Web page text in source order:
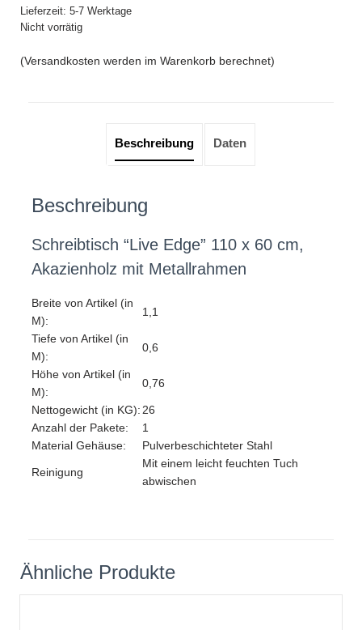
Lieferzeit: 5-7 Werktage
Nicht vorrätig
(Versandkosten werden im Warenkorb berechnet)
Beschreibung Daten
Beschreibung
Schreibtisch “Live Edge” 110 x 60 cm,
Akazienholz mit Metallrahmen
Breite von Artikel (in
M):
1,1
Tiefe von Artikel (in
M):
0,6
Höhe von Artikel (in
M):
0,76
Nettogewicht (in KG): 26
Anzahl der Pakete:
1
Material Gehäuse:
Pulverbeschichteter Stahl
Reinigung
Mit einem leicht feuchten Tuch
abwischen
Ähnliche Produkte